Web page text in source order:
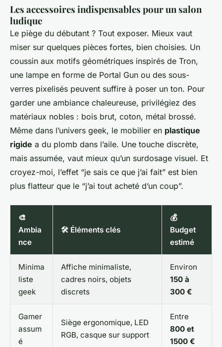
Les accessoires indispensables pour un salon
ludique
Le piège du débutant ? Tout exposer. Mieux vaut
miser sur quelques pièces fortes, bien choisies. Un
coussin aux motifs géométriques inspirés de Tron,
une lampe en forme de Portal Gun ou des sous-
verres pixelisés peuvent suffire à poser un ton. Pour
garder une ambiance chaleureuse, privilégiez des
matériaux nobles : bois brut, coton, métal brossé.
Même dans l’univers geek, le mobilier en plastique
rigide a du plomb dans l’aile. Une touche discrète,
mais assumée, vaut mieux qu’un surdosage visuel. Et
croyez-moi, l’effet “je sais ce que j’ai fait” est bien
plus flatteur que le “j’ai tout acheté d’un coup”.
🎨
Ambia
nce
🛠️ Éléments clés
💰
Budget
estimé
Minima
liste
geek
Affiche minimaliste,
cadres noirs, objets
discrets
Environ
150 à
300 €
Gamer
assum
é
Siège ergonomique, LED
RGB, casque sur support
Entre
800 et
1500 €